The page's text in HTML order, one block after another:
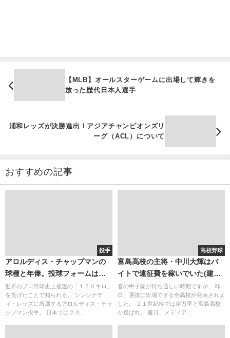
【MLB】オールスターゲームに出場して輝きを
放った歴代日本人選手
浦和レッズが決勝進出！アジアチャンピオンズリ
ーグ（ACL）について
おすすめの記事
投手
アロルディス・チャップマンの
球種と年俸。投球フォームはパ
ワプロでは表現不可能？
世界のプロ野球史上最速の「１７０キロ」
を投げたことで知られる、 シンシナテ
ィ・レッズに所属するアロルディス・チャ
ップマン投手。 日本では２０...
高校野球
富島高校の主将・中川大輝はバ
イトで遠征費を稼いでいた(建築
関連)
春の甲子園が待ち通しい時期ですが、 昨
日、選抜に出場できる全高校が発表されま
した。 ２１世紀枠では伊万里と富島高校
が選ばれ、 連日、メディア...